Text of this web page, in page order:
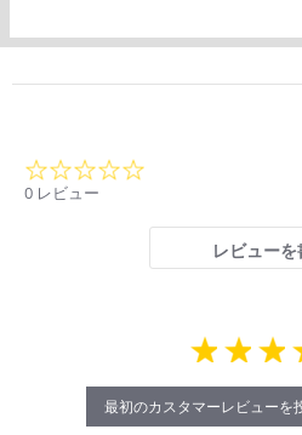
0 レビュー
レビューを
最初のカスタマーレビューを